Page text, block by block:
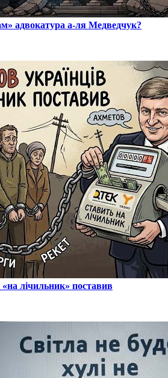
адвокатура а-ля Медведчук?
лічильник» поставив